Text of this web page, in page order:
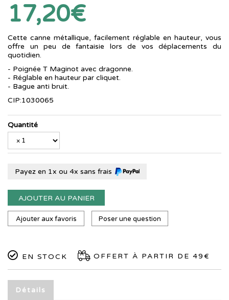
17,20€
Cette canne métallique, facilement réglable en hauteur, vous
offre un peu de fantaisie lors de vos déplacements du
quotidien.
- Poignée T Maginot avec dragonne.
- Réglable en hauteur par cliquet.
- Bague anti bruit.
CIP:1030065
Quantité
Payez en 1x ou 4x sans frais
AJOUTER AU PANIER
Ajouter aux favoris Poser une question
EN STOCK OFFERT À PARTIR DE 49€
Détails